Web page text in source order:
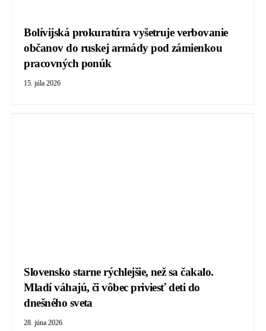
Bolívijská prokuratúra vyšetruje verbovanie
občanov do ruskej armády pod zámienkou
pracovných ponúk
15. júla 2026
Slovensko starne rýchlejšie, než sa čakalo.
Mladí váhajú, či vôbec priviesť deti do
dnešného sveta
28. júna 2026